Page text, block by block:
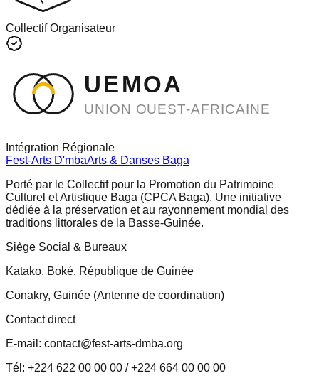
Collectif Organisateur
UEMOA
UNION OUEST-AFRICAINE
Intégration Régionale
Fest-Arts D'mbaArts & Danses Baga
Porté par le Collectif pour la Promotion du Patrimoine
Culturel et Artistique Baga (CPCA Baga). Une initiative
dédiée à la préservation et au rayonnement mondial des
traditions littorales de la Basse-Guinée.
Siège Social & Bureaux
Katako, Boké, République de Guinée
Conakry, Guinée (Antenne de coordination)
Contact direct
E-mail: contact@fest-arts-dmba.org
Tél: +224 622 00 00 00 / +224 664 00 00 00